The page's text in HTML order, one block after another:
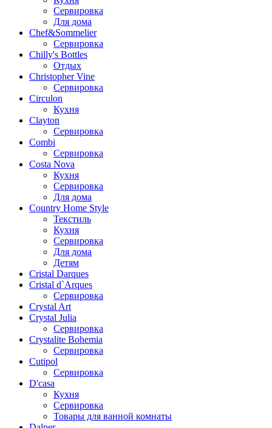
Сервировка
Для дома
Chef&Sommelier
Сервировка
Chilly's Bottles
Отдых
Christopher Vine
Сервировка
Circulon
Кухня
Clayton
Сервировка
Combi
Сервировка
Costa Nova
Кухня
Сервировка
Для дома
Country Home Style
Текстиль
Кухня
Сервировка
Для дома
Детям
Cristal Darques
Cristal d`Arques
Сервировка
Crystal Art
Crystal Julia
Сервировка
Crystalite Bohemia
Сервировка
Cutipol
Сервировка
D'casa
Кухня
Сервировка
Товары для ванной комнаты